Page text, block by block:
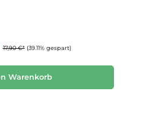
Glas kann später
weiter verwendet werden.
17,90 €* (39.11% gespart)
Warenkorb